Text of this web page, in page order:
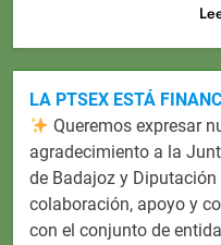
LA PTSEX ESTÁ
Queremos expresar
agradecimiento a la
de Badajoz y Diputación
colaboración, apoyo y
con el conjunto de